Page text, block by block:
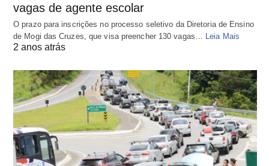
vagas de agente escolar
O prazo para inscrições no processo seletivo da Diretoria de Ensino
de Mogi das Cruzes, que visa preencher 130 vagas… Leia Mais
2 anos atrás